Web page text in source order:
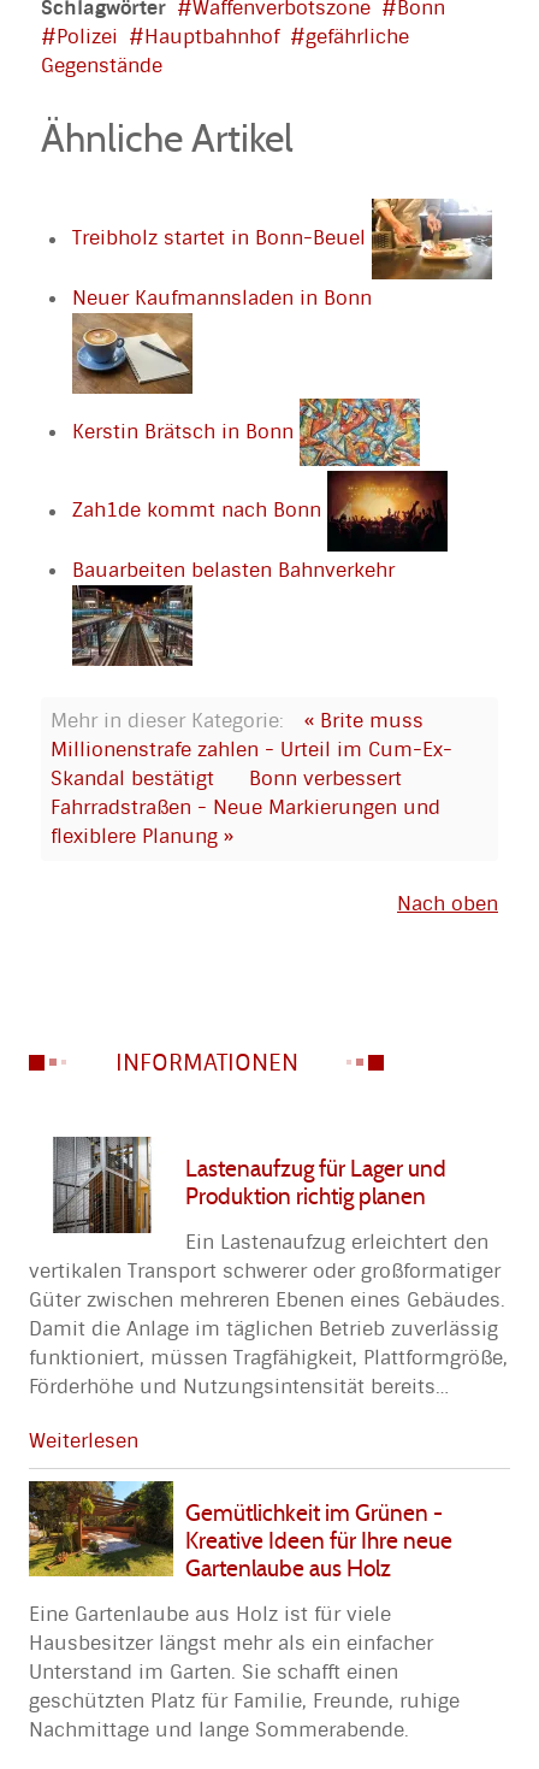
Schlagwörter Waffenverbotszone
Bonn
Polizei
Hauptbahnhof
gefährliche
Gegenstände
Ähnliche Artikel
Treibholz startet in Bonn-Beuel
Neuer Kaufmannsladen in Bonn
Kerstin Brätsch in Bonn
Zah1de kommt nach Bonn
Bauarbeiten belasten Bahnverkehr
Mehr in dieser Kategorie:
« Brite muss
Millionenstrafe zahlen - Urteil im Cum-Ex-
Skandal bestätigt
Bonn verbessert
Fahrradstraßen - Neue Markierungen und
flexiblere Planung »
Nach oben
INFORMATIONEN
Lastenaufzug für Lager und
Produktion richtig planen
Ein Lastenaufzug erleichtert den
vertikalen Transport schwerer oder großformatiger
Güter zwischen mehreren Ebenen eines Gebäudes.
Damit die Anlage im täglichen Betrieb zuverlässig
funktioniert, müssen Tragfähigkeit, Plattformgröße,
Förderhöhe und Nutzungsintensität bereits…
Weiterlesen
Gemütlichkeit im Grünen -
Kreative Ideen für Ihre neue
Gartenlaube aus Holz
Eine Gartenlaube aus Holz ist für viele
Hausbesitzer längst mehr als ein einfacher
Unterstand im Garten. Sie schafft einen
geschützten Platz für Familie, Freunde, ruhige
Nachmittage und lange Sommerabende.